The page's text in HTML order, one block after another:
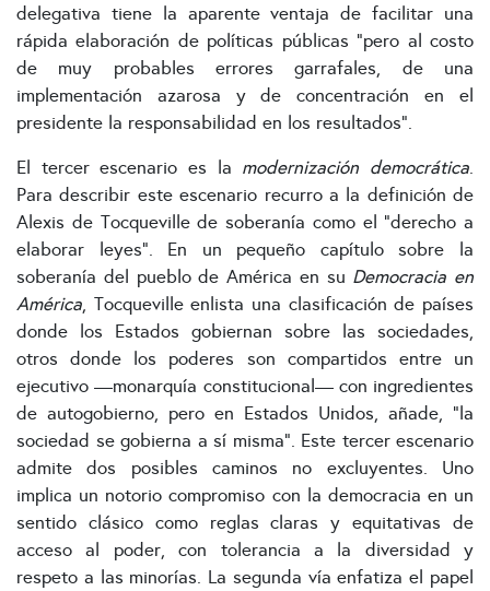
delegativa tiene la aparente ventaja de facilitar una
rápida elaboración de políticas públicas “pero al costo
de muy probables errores garrafales, de una
implementación azarosa y de concentración en el
presidente la responsabilidad en los resultados”.
El tercer escenario es la modernización democrática.
Para describir este escenario recurro a la definición de
Alexis de Tocqueville de soberanía como el “derecho a
elaborar leyes”. En un pequeño capítulo sobre la
soberanía del pueblo de América en su Democracia en
América, Tocqueville enlista una clasificación de países
donde los Estados gobiernan sobre las sociedades,
otros donde los poderes son compartidos entre un
ejecutivo —monarquía constitucional— con ingredientes
de autogobierno, pero en Estados Unidos, añade, “la
sociedad se gobierna a sí misma”. Este tercer escenario
admite dos posibles caminos no excluyentes. Uno
implica un notorio compromiso con la democracia en un
sentido clásico como reglas claras y equitativas de
acceso al poder, con tolerancia a la diversidad y
respeto a las minorías. La segunda vía enfatiza el papel